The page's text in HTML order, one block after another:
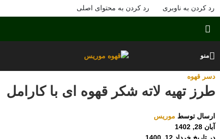
رد کردن به ناوبری رد کردن به محتوای اصلی
منو
دسر قهوه
طرز تهیه لاته شکر قهوه ای با کارامل
ارسال توسط موریس
آبان 28, 1402
در تاریخ خرداد 12, 1400